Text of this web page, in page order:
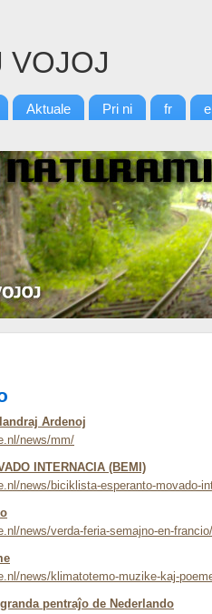
VOJOJ
Aktuale Pri ni fr
Ardenoj
news/mm/
INTERNACIA (BEMI)
news/biciklista-esperanto-movado-
news/verda-feria-semajno-en-francio/
news/klimatotemo-muzike-kaj-
pentraĵo de Nederlando